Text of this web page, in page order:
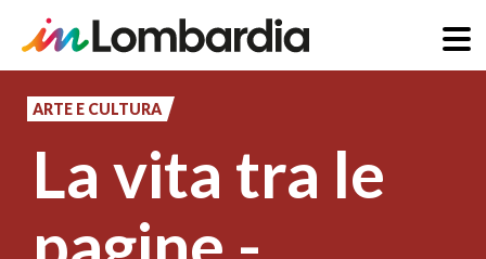
principale
ARTE E CULTURA
La vita tra le